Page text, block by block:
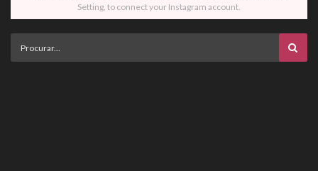
Setting, to connect your Instagram account.